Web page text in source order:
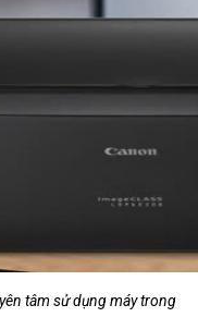
tâm sử dụng máy trong